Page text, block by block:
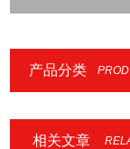
产品分类
相关文章